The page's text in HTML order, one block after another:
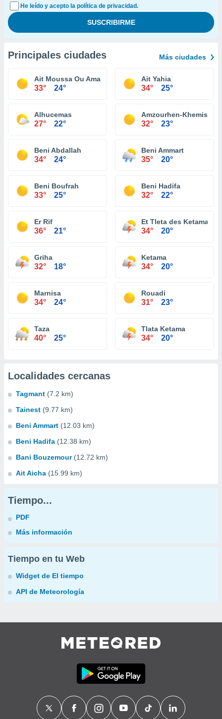
He leído y acepto la política de privacidad.
Principales ciudades Más ciudades
Ait Moussa Ou Amar
33° 24°
Ait Yahia
34° 25°
Alhucemas
27° 22°
Amzourhen-Khemis-
32° 23°
Beni Abdallah
34° 24°
Beni Ammart
35° 20°
Beni Boufrah
33° 25°
Beni Hadifa
32° 22°
Er Rif
36° 21°
Et Tleta des Ketama
34° 20°
Griha
32° 18°
Ketama
34° 20°
Marnisa
34° 24°
Rouadi
31° 23°
Taza
40° 25°
Tlata Ketama
34° 20°
Localidades cercanas
Tagmant (7.2 km)
Tainest (9.77 km)
Beni Ammart (12.03 km)
Beni Hadifa (12.38 km)
Bani Bouzemour (12.72 km)
Ait Aicha (15.99 km)
Tiempo...
PDF
Más información
Tiempo en tu Web
Widget de El tiempo
API de Meteorología